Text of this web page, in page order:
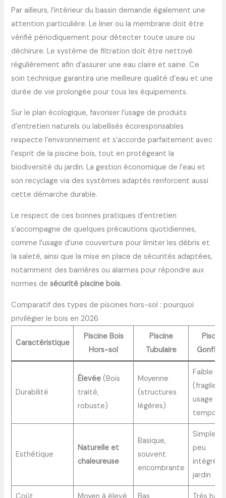
Par ailleurs, l’intérieur du bassin demande également une
attention particulière. Le liner ou la membrane doit être
vérifié périodiquement pour détecter toute usure ou
déchirure. Le système de filtration doit être nettoyé
régulièrement afin d’assurer une eau claire et saine. Ce
soin technique garantira une meilleure qualité d’eau et une
durée de vie prolongée pour tous les équipements.
Sur le plan écologique, favoriser l’usage de produits
d’entretien naturels ou labellisés écoresponsables
respecte l’environnement et s’accorde parfaitement avec
l’esprit de la piscine bois, tout en protégeant la
biodiversité du jardin. La gestion économique de l’eau et
son recyclage via des systèmes adaptés renforcent aussi
cette démarche durable.
Le respect de ces bonnes pratiques d’entretien
s’accompagne de quelques précautions quotidiennes,
comme l’usage d’une couverture pour limiter les débris et
la saleté, ainsi que la mise en place de sécurités adaptées,
notamment des barrières ou alarmes pour répondre aux
normes desécurité piscine bois.
Comparatif des types de piscines hors-sol : pourquoi
privilégier le bois en 2026
Caractéristique
Piscine Bois
Hors-sol
Piscine
Tubulaire
Piscine
Durabilité
Élevée(Bois
traité,
robuste)
Moyenne
(structures
légères)
Faible
(fragile,
usage
Esthétique
Naturelle et
chaleureuse
Basique,
souvent
encombrante
Simple
peu
intégrée
jardin
Coût Moyen à élevé Bas Très bas